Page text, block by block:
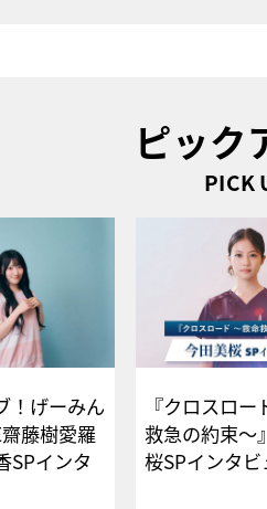
ピック
PICK
！げーみん
藤樹愛羅
SPインタ
『クロスロ
救急の約束～
桜SPイン